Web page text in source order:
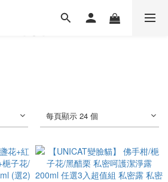
每頁顯示 24 個